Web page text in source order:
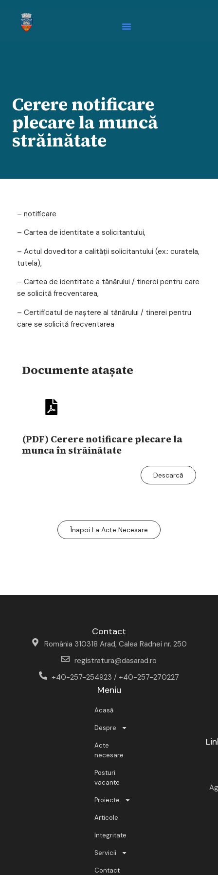
Cerere notificare
plecare la muncă
străinătate
– notificare
– Cartea de identitate a solicitantului,
– Actul doveditor a calităţii solicitantului (ex.: curatela,
tutela),
– Cartea de identitate a tânărului / tinerei pentru care
se solicită frecventarea,
– Certificatul de naştere al tânărului / tinerei pentru
care se solicită frecventarea
Documente atașate
(PDF) Cerere notificare plecare la
munca în străinătate
Descarcă
Înapoi La Acte Necesare
Contact
România 310318 Arad, Calea Radnei nr. 250
registratura@dasarad.ro
+40-257-254923 / +40-257-270227
Meniu
Acasă
Despre
Acte
necesare
Posturi
vacante
Proiecte
Articole
Integritate
Servicii
Contact